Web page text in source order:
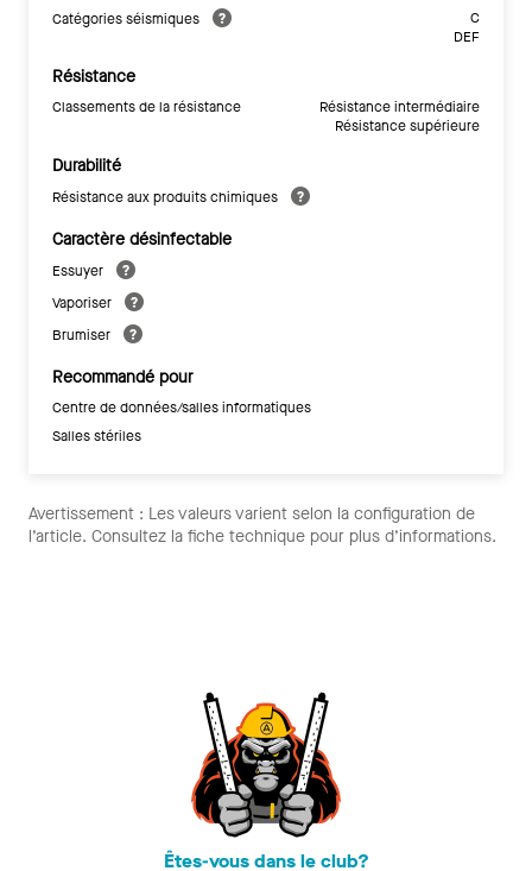
Catégories séismiques
C
DEF
Résistance
Classements de la résistance
Résistance intermédiaire
Résistance supérieure
Durabilité
Résistance aux produits chimiques
Caractère désinfectable
Essuyer
Vaporiser
Brumiser
Recommandé pour
Centre de données/salles informatiques
Salles stériles
Avertissement : Les valeurs varient selon la configuration de
l’article. Consultez la fiche technique pour plus d’informations.
Êtes-vous dans le club?